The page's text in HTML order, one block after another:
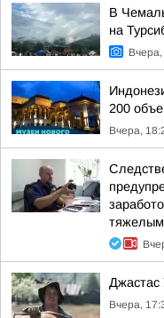
В
на
200
Вчера,
тяжелым
Джастас
Вчера,